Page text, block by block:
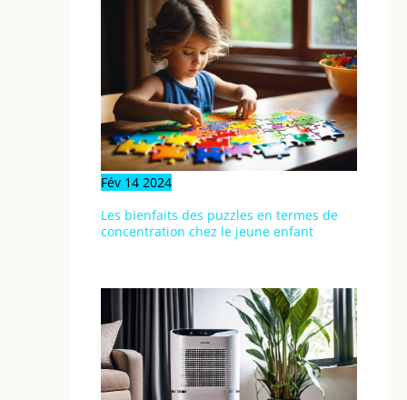
Fév 14 2024
Les bienfaits des puzzles en termes de
concentration chez le jeune enfant